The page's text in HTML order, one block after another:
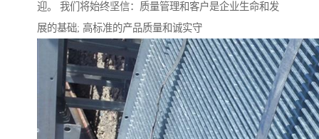
迎。 我们将始终坚信：质量管理和客户是企业生命和发
展的基础; 高标准的产品质量和诚实守